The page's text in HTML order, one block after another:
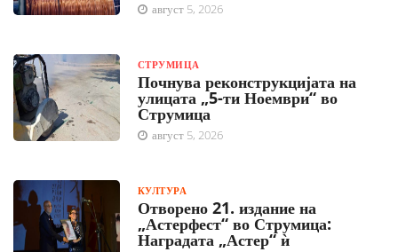
август 5, 2026
СТРУМИЦА
Почнува реконструкцијата на
улицата „5-ти Ноември“ во
Струмица
август 5, 2026
КУЛТУРА
Отворено 21. издание на
„Астерфест“ во Струмица:
Наградата „Астер“ ѝ